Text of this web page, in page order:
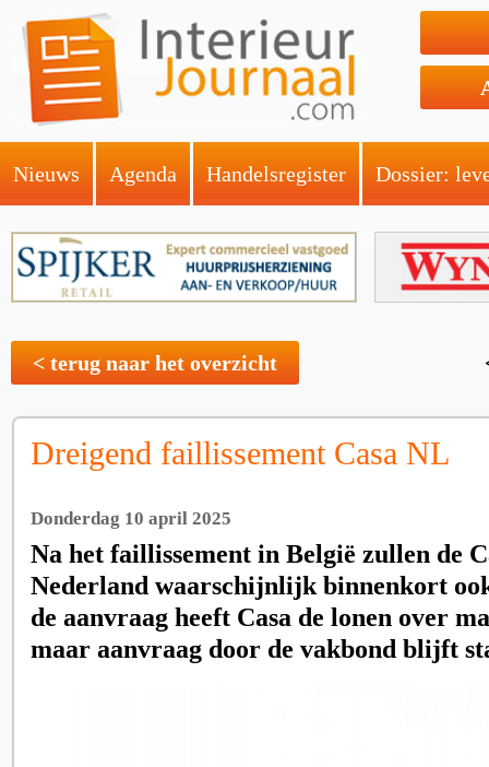
Nieuws Agenda Handelsregister Dossier:
< terug naar het overzicht
Dreigend faillissement Casa NL
Donderdag 10 april 2025
Na het faillissement in België zullen de
Nederland waarschijnlijk binnenkort
de aanvraag heeft Casa de lonen over
maar aanvraag door de vakbond blijft